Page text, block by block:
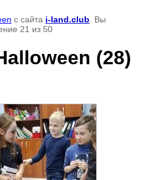
с сайта i-land.club . Вы
21 из 50
(28)